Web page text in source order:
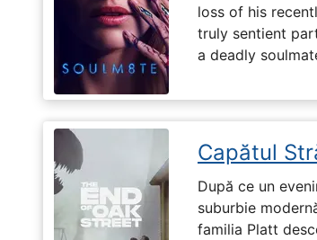
loss of his
truly sentient
a deadly
Capătul
După ce un
suburbie
familia Platt